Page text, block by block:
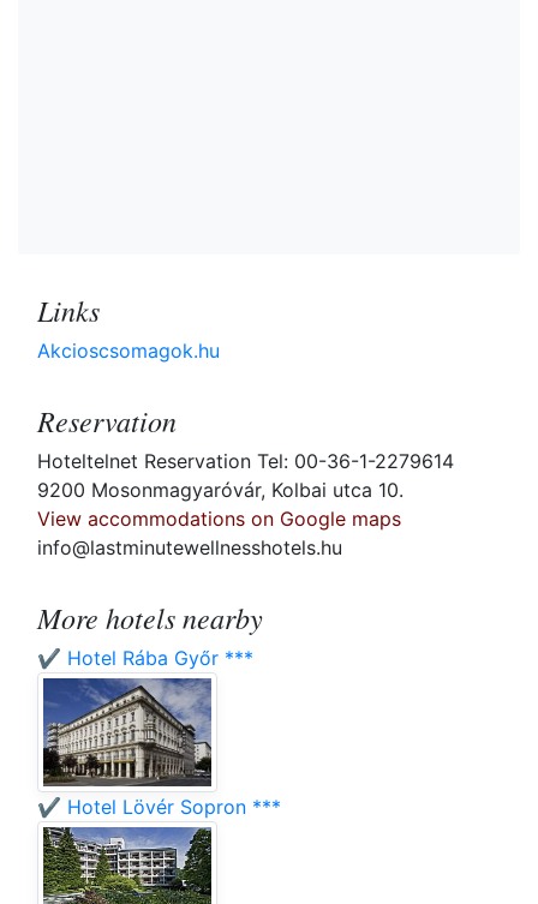
Links
Akcioscsomagok.hu
Reservation
Hoteltelnet Reservation Tel: 00-36-1-2279614
9200 Mosonmagyaróvár, Kolbai utca 10.
View accommodations on Google maps
info@lastminutewellnesshotels.hu
More hotels nearby
✔️ Hotel Rába Győr ***
✔️ Hotel Lövér Sopron ***